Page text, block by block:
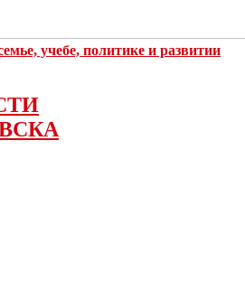
учебе, политике и развитии